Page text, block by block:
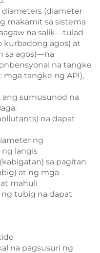
diameters (diameter
makamit sa sistema
na salik—tulad
kurbadong agos) at
sa agos)—na
na tangke
mga tangke ng API),
ang sumusunod na
na dapat
ng
langis
sa pagitan
at ng mga
mahuli
ng tubig na dapat
na pagsusuri ng